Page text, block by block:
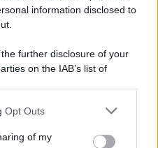
information disclosed to
further disclosure of your
on the IAB’s list of
by us to third parties
Opt Outs
of my